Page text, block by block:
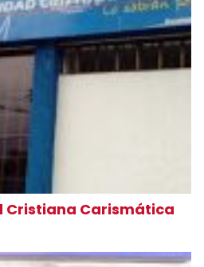
Cristiana Carismática